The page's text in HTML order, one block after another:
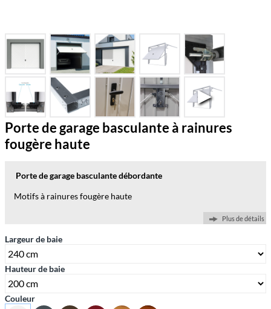
Porte de garage basculante à rainures
fougère haute
Porte de garage basculantedébordante
Motifs à rainuresfougère haute
Plus de détails
Largeur de baie
Hauteur de baie
Couleur